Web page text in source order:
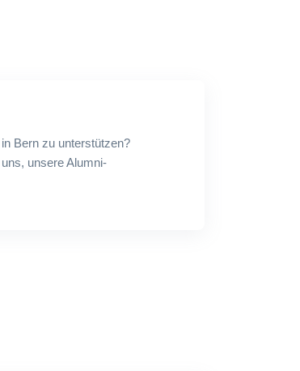
Bern zu unterstützen?
unsere Alumni-